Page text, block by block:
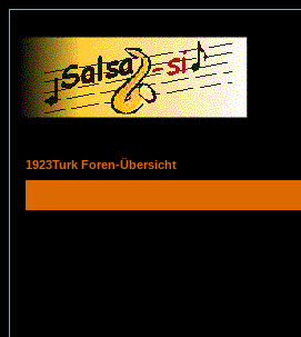
1923Turk Foren-Übersicht